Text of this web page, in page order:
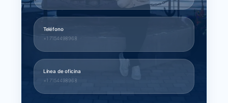
Teléfono
+1 7154498968
Línea de oficina
+1 7154498968